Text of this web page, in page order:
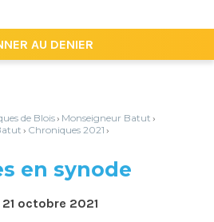
AU DENIER
de Blois› Monseigneur Batut ›
› Chroniques 2021 ›
en synode
octobre 2021